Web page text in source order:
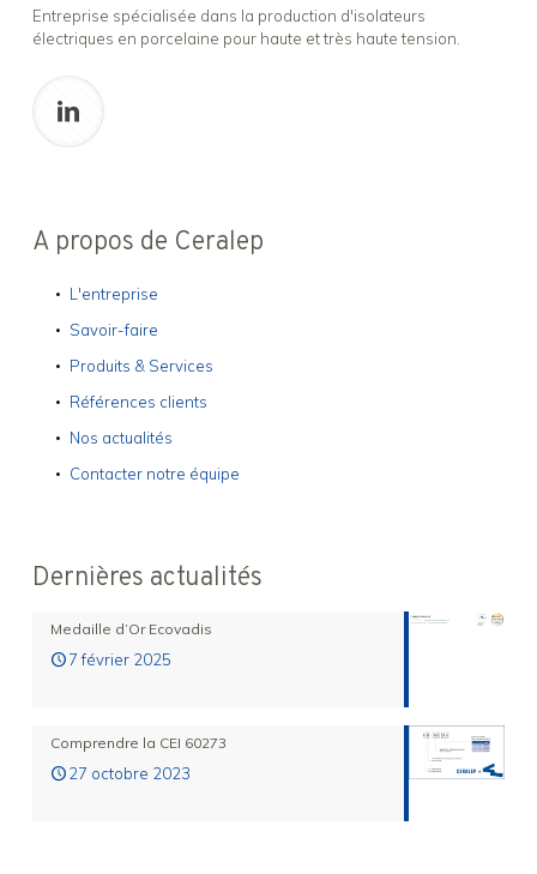
Entreprise spécialisée dans la production d'isolateurs
électriques en porcelaine pour haute et très haute tension.
A propos de Ceralep
L'entreprise
Savoir-faire
Produits & Services
Références clients
Nos actualités
Contacter notre équipe
Dernières actualités
Medaille d’Or Ecovadis
7 février 2025
Comprendre la CEI 60273
27 octobre 2023